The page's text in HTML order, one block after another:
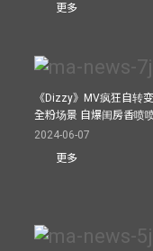
更多
《Dizzy》MV疯狂自转
全粉场景 自爆闺房香喷
2024-06-07
更多